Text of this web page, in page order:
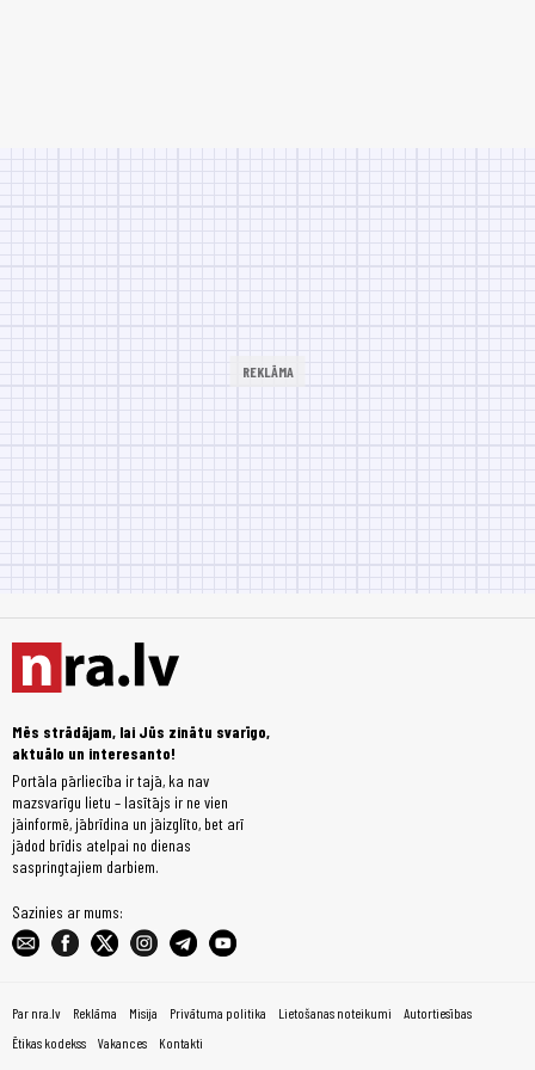
Mēs strādājam, lai Jūs zinātu svarīgo,
aktuālo un interesanto!
Portāla pārliecība ir tajā, ka nav
mazsvarīgu lietu – lasītājs ir ne vien
jāinformē, jābrīdina un jāizglīto, bet arī
jādod brīdis atelpai no dienas
saspringtajiem darbiem.
Sazinies ar mums:
Par nra.lv Reklāma Misija Privātuma politika Lietošanas noteikumi
Autortiesības
Ētikas kodekss
Vakances Kontakti